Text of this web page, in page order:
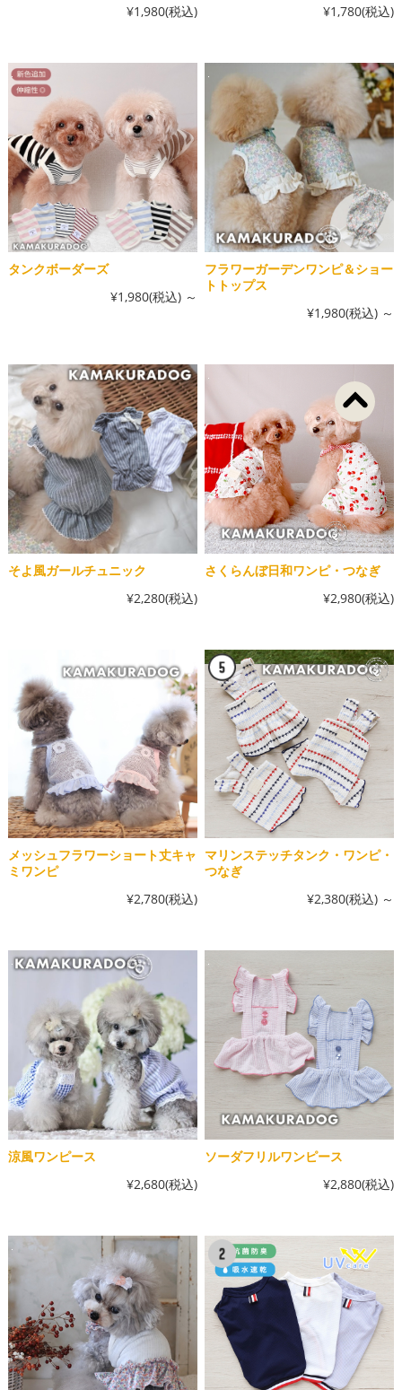
¥1,980(税込)
¥1,780(税込)
タンクボーダーズ
¥1,980(税込) ～
フラワーガーデンワンピ＆ショー
トトップス
¥1,980(税込) ～
そよ風ガールチュニック
¥2,280(税込)
さくらんぼ日和ワンピ・つなぎ
¥2,980(税込)
メッシュフラワーショート丈キャ
ミワンピ
¥2,780(税込)
マリンステッチタンク・ワンピ・
つなぎ
¥2,380(税込) ～
涼風ワンピース
¥2,680(税込)
ソーダフリルワンピース
¥2,880(税込)